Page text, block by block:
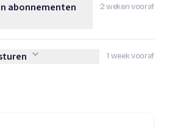
2 weken vooraf
doorgeven afvinken
abonnementen
1 week vooraf
afvinken